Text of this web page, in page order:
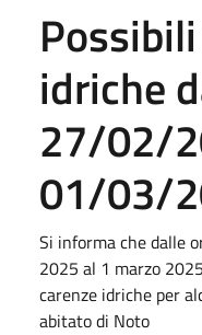
idriche
27/02/
01/03/
Si informa che dalle
2025 al 1 marzo
carenze idriche per
abitato di Noto